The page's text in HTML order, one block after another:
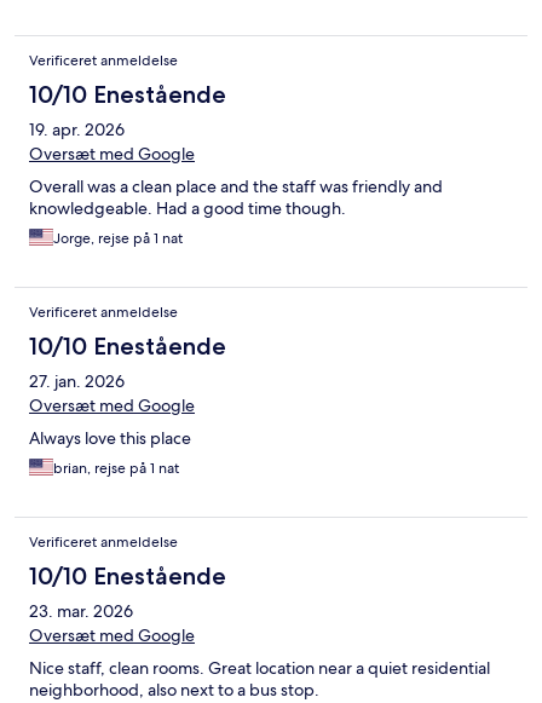
Verificeret anmeldelse
10/10 Enestående
19. apr. 2026
Oversæt med Google
Overall was a clean place and the staff was friendly and
knowledgeable. Had a good time though.
Jorge, rejse på 1 nat
Verificeret anmeldelse
10/10 Enestående
27. jan. 2026
Oversæt med Google
Always love this place
brian, rejse på 1 nat
Verificeret anmeldelse
10/10 Enestående
23. mar. 2026
Oversæt med Google
Nice staff, clean rooms. Great location near a quiet residential
neighborhood, also next to a bus stop.